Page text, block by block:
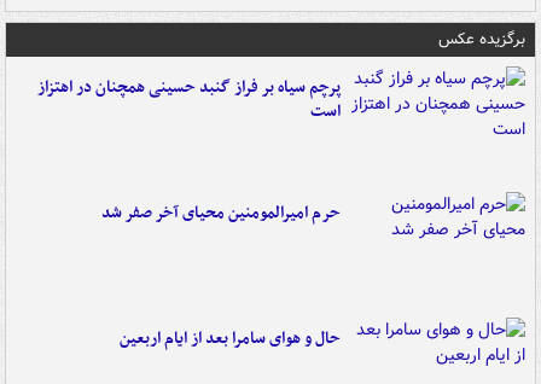
برگزیده عکس
پرچم سیاه بر فراز گنبد حسینی همچنان در اهتزاز
است
حرم امیرالمومنین محیای آخر صفر شد
حال و هوای سامرا بعد از ایام اربعین